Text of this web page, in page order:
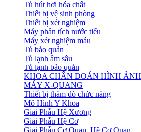
Tủ hút hơi hóa chất
Thiết bị vệ sinh phòng
Thiết bị xét nghiệm
Máy phân tích nước tiểu
Máy xét nghiệm máu
Tủ bảo quản
Tủ lạnh âm sâu
Tủ lạnh bảo quản
KHOA CHẨN ĐOÁN HÌNH ẢNH
MÁY X-QUANG
Thiết bị thăm dò chức năng
Mô Hình Y Khoa
Giải Phẫu Hệ Xương
Giải Phẫu Hệ Cơ
Giải Phẫu Cơ Quan, Hệ Cơ Quan